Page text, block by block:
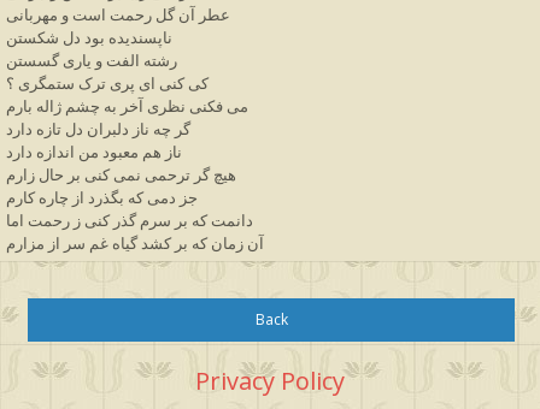
عطر آن گل رحمت است و مهربانی
ناپسندیده بود دل شکستن
رشته الفت و یاری گسستن
کی کنی ای پری ترک ستمگری ؟
می فکنی نظری آخر به چشم ژاله بارم
گر چه ناز دلبران دل تازه دارد
ناز هم معبود من اندازه دارد
هیچ گر ترحمی نمی کنی بر حال زارم
جز دمی که بگذرد از چاره کارم
دانمت که بر سرم گذر کنی ز رحمت اما
آن زمان که بر کشد گیاه غم سر از مزارم
Back
Privacy Policy